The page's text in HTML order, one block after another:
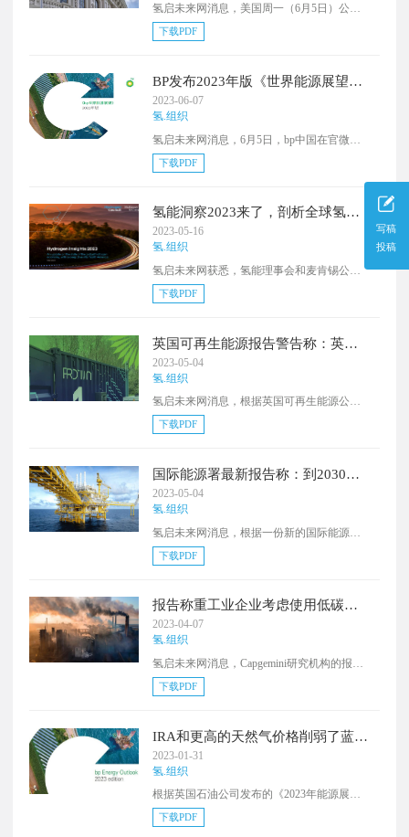
写稿
投稿
勤的展望表明，在净零排放的环境下，电气
化迅速取代天然气消费，混合使用的作用有
限。
氢启未来网消息，美国周一（6月5日）公布
了期待已久的国家清洁氢战略和路线图，提
供了一个框架，希望加速氢能的生产、加
下载PDF
BP发布2023年版《世界能源展望》
中文版，探讨氢能前景
2023-06-07
氢.组织
氢启未来网消息，6月5日，bp中国在官微号
上发布《bp世界能源展望》中文版。
下载PDF
氢能洞察2023来了，剖析全球氢能
动态
2023-05-16
氢.组织
氢启未来网获悉，氢能理事会和麦肯锡公司
发布了关于全球氢经济的最新更新《氢能洞
察2023》
下载PDF
英国可再生能源报告警告称：英国
氢能正处于“关键时刻”
2023-05-04
氢.组织
氢启未来网消息，根据英国可再生能源公司
的一份新报告，英国正处于氢能发展的“关键
时刻”，有可能在全球投资竞赛中被超越。
下载PDF
国际能源署最新报告称：到2030
年，炼油厂将使用600万吨低排放氢
气
2023-05-04
氢.组织
氢启未来网消息，根据一份新的国际能源署
《世界能源展望》特别报告，预计到2030
年，约有600万吨低排放的电解氢将用于炼油
下载PDF
报告称重工业企业考虑使用低碳氢
气替代碳密集型系统
2023-04-07
氢.组织
氢启未来网消息，Capgemini研究机构的报告
发现，各行各业的重工业企业中有62%正在考
虑使用低碳氢来替代碳密集型系统。通过对
500亿美元的能源和公用事业公司以及年收入
超过1亿美元的终端行业高管，包括重工业、
航空、海运、钢铁、化工和炼油行业的500名
高管中收集了回应。Capgemini发现，受访的
能源和公用事业公司中，只有0.4%的年收入
到2030年会专门用于低碳氢气。
下载PDF
IRA和更高的天然气价格削弱了蓝氢
的成本优势
2023-01-31
氢.组织
根据英国石油公司发布的《2023年能源展
望》报告，《通胀削减法案》（IRA）等政策
举措以及俄乌战争导致欧洲和亚洲天然气价
下载PDF